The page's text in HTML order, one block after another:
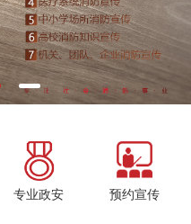
专业政安 预约宣传